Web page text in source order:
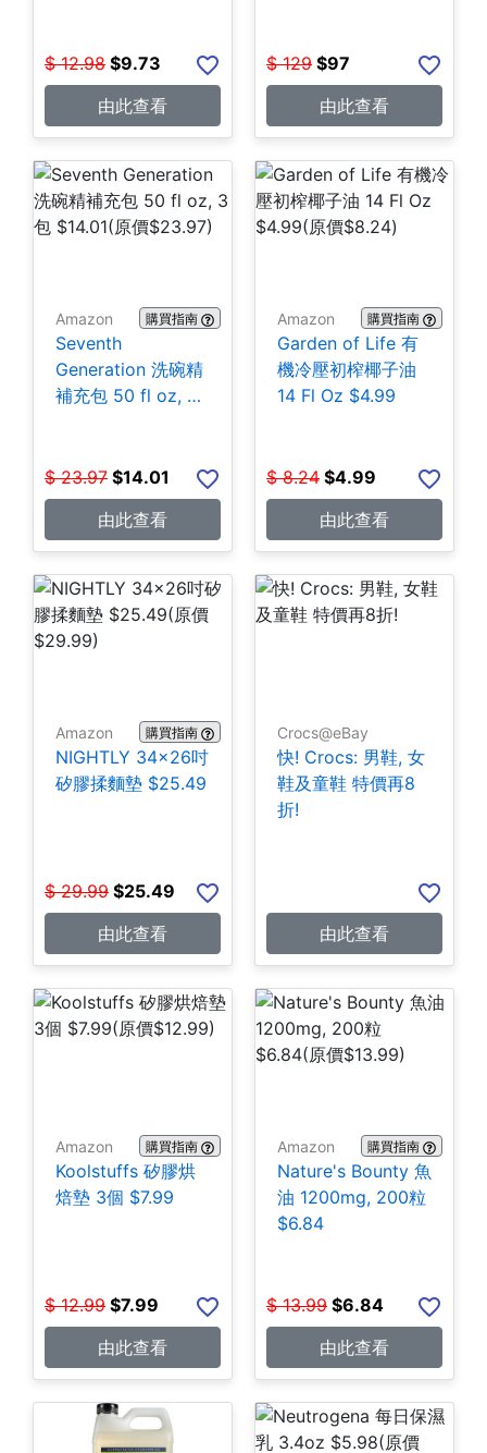
$ 12.98 $9.73
由此查看
$ 129 $97
由此查看
Amazon 購買指南
Seventh
Generation 洗碗精
補充包 50 fl oz, 3
$ 23.97 $14.01
由此查看
Amazon 購買指南
Garden of Life 有
機冷壓初榨椰子油
14 Fl Oz $4.99
$ 8.24 $4.99
由此查看
Amazon 購買指南
NIGHTLY 34x26吋
矽膠揉麵墊 $25.49
$ 29.99 $25.49
由此查看
Crocs@eBay
快! Crocs: 男鞋, 女
鞋及童鞋 特價再8
折!
由此查看
Amazon 購買指南
Koolstuffs 矽膠烘
焙墊 3個 $7.99
$ 12.99 $7.99
由此查看
Amazon 購買指南
Nature's Bounty 魚
油 1200mg, 200粒
$6.84
$ 13.99 $6.84
由此查看